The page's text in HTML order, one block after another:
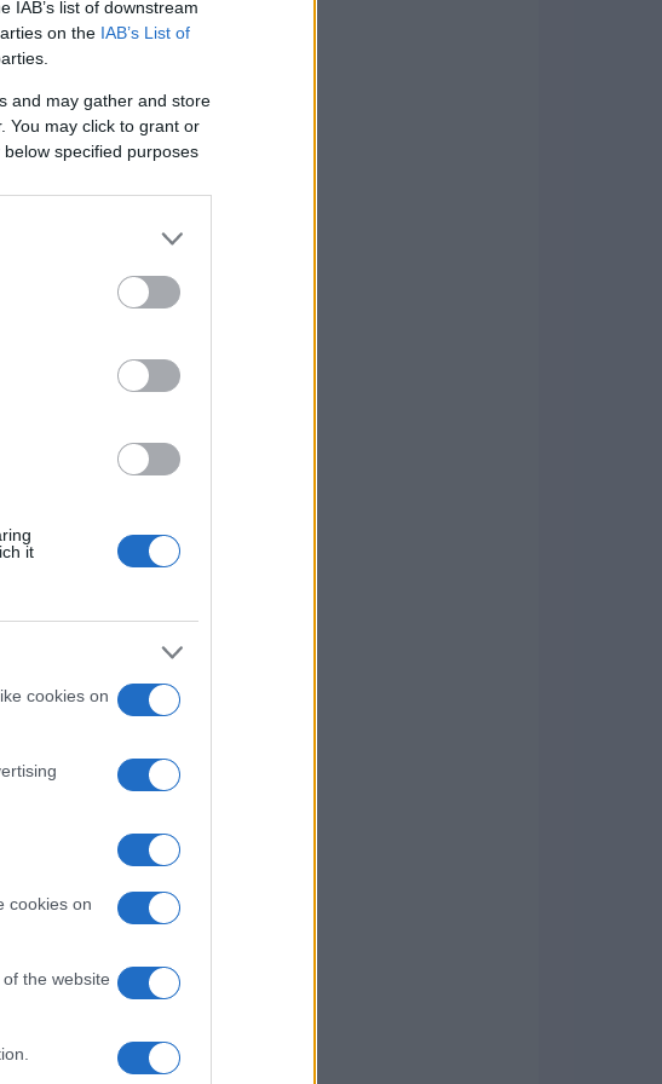
IAB’s list of downstream
on the IAB’s List of
and may gather and store
You may click to grant or
specified purposes
it
cookies on
cookies on
the website
e